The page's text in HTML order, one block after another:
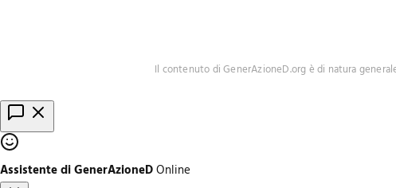
Il contenuto di GenerAzioneD.org è di natura
Assistente di GenerAzioneDOnline